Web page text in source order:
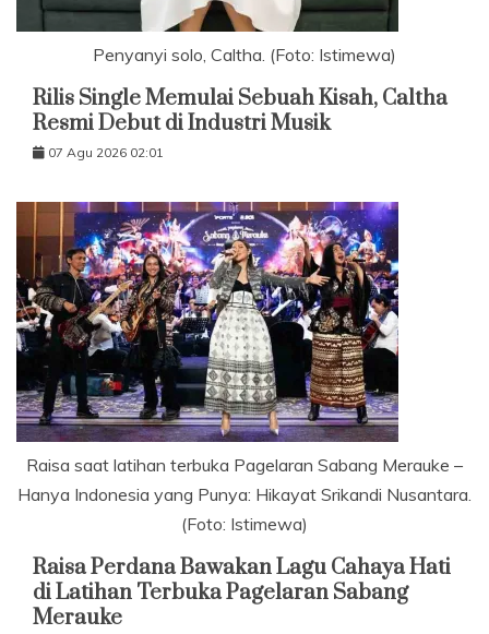
Penyanyi solo, Caltha. (Foto: Istimewa)
Rilis Single Memulai Sebuah Kisah, Caltha
Resmi Debut di Industri Musik
07 Agu 2026 02:01
Raisa saat latihan terbuka Pagelaran Sabang Merauke –
Hanya Indonesia yang Punya: Hikayat Srikandi Nusantara.
(Foto: Istimewa)
Raisa Perdana Bawakan Lagu Cahaya Hati
di Latihan Terbuka Pagelaran Sabang
Merauke